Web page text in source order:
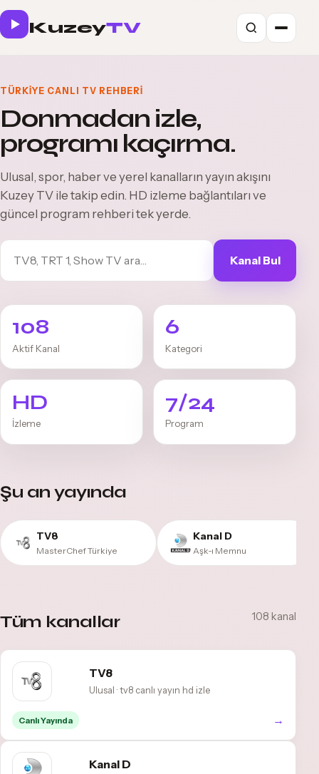
KuzeyTV
TÜRKIYE CANLI TV REHBERI
Donmadan izle,
programı kaçırma.
Ulusal, spor, haber ve yerel kanalların yayın akışını
Kuzey TV ile takip edin. HD izleme bağlantıları ve
güncel program rehberi tek yerde.
Kanal Bul
108
Aktif Kanal
6
Kategori
HD
İzleme
7/24
Program
Şu an yayında
TV8
MasterChef Türkiye
Kanal D
Aşk-ı Memnu
Tüm kanallar 108 kanal
TV8
Ulusal · tv8 canlı yayın hd izle
Canlı Yayında →
Kanal D